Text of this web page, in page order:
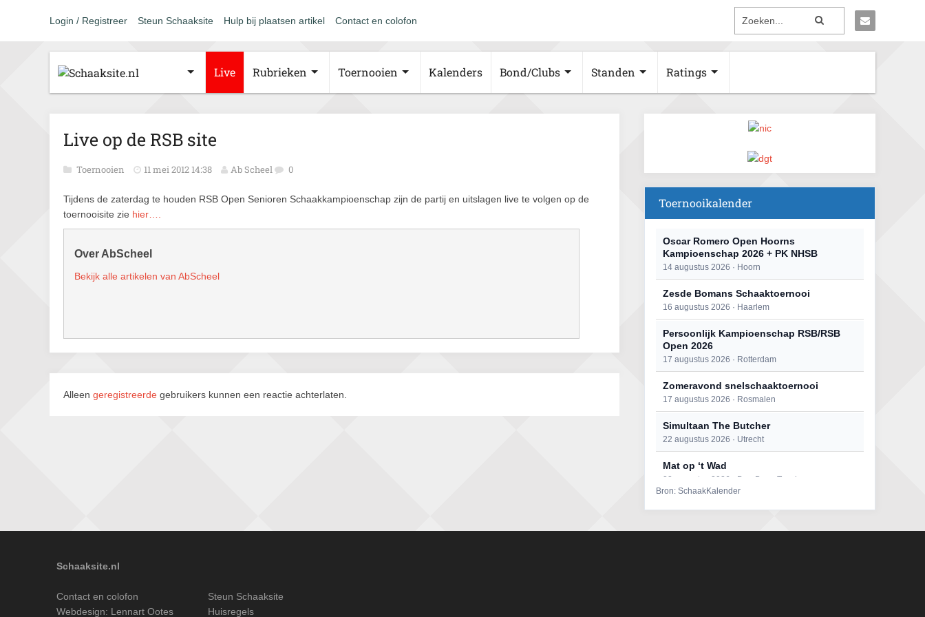
Login / Registreer Steun Schaaksite Hulp bij plaatsen artikel Contact en colofon
Live Rubrieken Toernooien Kalenders Bond/Clubs Standen Ratings
Live op de RSB site
Toernooien 11 mei 2012 14:38 Ab Scheel 0
Tijdens de zaterdag te houden RSB Open Senioren Schaakkampioenschap zijn de partij en uitslagen live te volgen op de
toernooisite zie hier….
Over AbScheel
Bekijk alle artikelen van AbScheel
Alleen geregistreerde gebruikers kunnen een reactie achterlaten.
Toernooikalender
Oscar Romero Open Hoorns
Kampioenschap 2026 + PK NHSB
14 augustus 2026 · Hoorn
Zesde Bomans Schaaktoernooi
16 augustus 2026 · Haarlem
Persoonlijk Kampioenschap RSB/RSB
Open 2026
17 augustus 2026 · Rotterdam
Zomeravond snelschaaktoernooi
17 augustus 2026 · Rosmalen
Simultaan The Butcher
22 augustus 2026 · Utrecht
Mat op ‘t Wad
22 augustus 2026 · Den Burg, Texel
22 augustus 2026 · Udenhout, Gemeente Tilburg
Bron: SchaakKalender
Schaaksite.nl
Contact en colofon
Webdesign: Lennart Ootes
Steun Schaaksite
Huisregels